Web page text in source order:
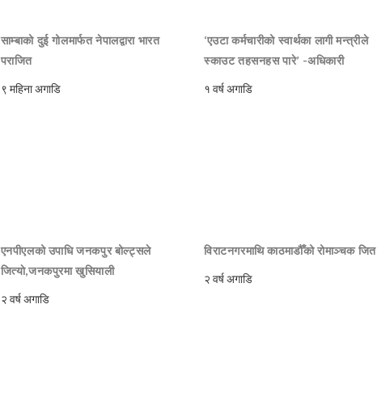
साम्बाको दुई गोलमार्फत नेपालद्वारा भारत
पराजित
९ महिना अगाडि
‘एउटा कर्मचारीको स्वार्थका लागी मन्त्रीले
स्काउट तहसनहस पारे’ -अधिकारी
१ वर्ष अगाडि
एनपीएलको उपाधि जनकपुर बोल्ट्सले
जित्याे,जनकपुरमा खुसियाली
२ वर्ष अगाडि
विराटनगरमाथि काठमाडौँको रोमाञ्चक जित
२ वर्ष अगाडि